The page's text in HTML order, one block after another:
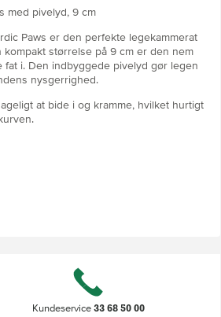
med pivelyd, 9 cm
Paws er den perfekte legekammerat
størrelse på 9 cm er den nem
i. Den indbyggede pivelyd gør legen
nysgerrighed.
at bide i og kramme, hvilket hurtigt
med pivelyd)
Kundeservice33 68 50 00